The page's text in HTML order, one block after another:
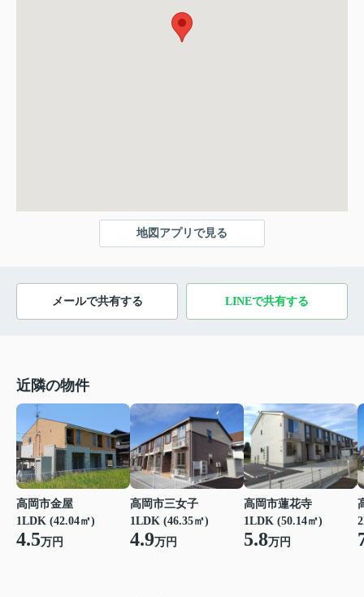
地図アプリで見る
メールで共有する LINEで共有する
近隣の物件
高岡市金屋
1LDK (42.04㎡)
4.5万円
高岡市三女子
1LDK (46.35㎡)
4.9万円
高岡市蓮花寺
1LDK (50.14㎡)
5.8万円